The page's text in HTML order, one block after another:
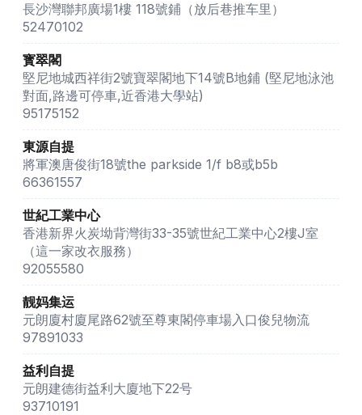
長沙灣聯邦廣場1樓 118號鋪（放后巷推车里）
52470102
寳翠閣
堅尼地城西祥街2號寶翠閣地下14號B地鋪 (堅尼地泳池
對面,路邊可停車,近香港大學站)
95175152
東源自提
將軍澳唐俊街18號the parkside 1/f b8或b5b
66361557
世紀工業中心
香港新界火炭坳背灣街33-35號世紀工業中心2樓J室
（這一家改衣服務）
92055580
靓妈集运
元朗廈村廈尾路62號至尊東閣停車場入口俊兒物流
97891033
益利自提
元朗建德街益利大廈地下22号
93710191